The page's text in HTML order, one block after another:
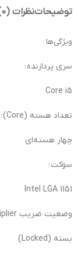
توضیحاتنظرات (0)
ویژگی‌ها
سری پردازنده :
Core i5
تعداد هسته (Core) :
چهار هسته‌ای
سوکت :
Intel LGA 1151
وضعیت ضریب Multiplier :
بسته (Locked)